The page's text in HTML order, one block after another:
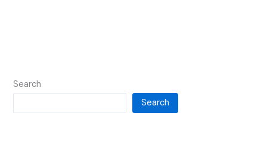
Search
Search